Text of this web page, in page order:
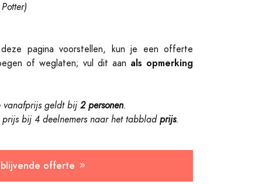
pagina voorstellen, kun je een offerte
of weglaten; vul dit aan als opmerking
vanafprijs geldt bij 2 personen.
prijs bij 4 deelnemers naarhet tabblad prijs.
offerte